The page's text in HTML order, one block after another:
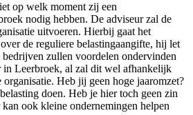
op welk moment zij een
nodig hebben. De adviseur zal de
uitvoeren. Hierbij gaat het
de reguliere belastingaangifte, hij let
zullen voordelen ondervinden
in Leerbroek, al zal dit wel afhankelijk
Heb jij geen hoge jaaromzet?
doen. Heb je hier toch geen zin
ook kleine ondernemingen helpen